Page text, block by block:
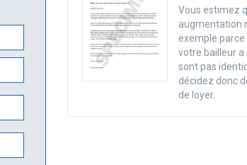
Vous estimez
augmentation
exemple
votre bailleur a
sont pas
décidez donc
de loyer.